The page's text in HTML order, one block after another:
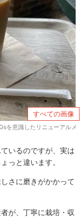
すべての画像
を意識したリニューアルメ
いるのですが、実は
っと違います。
さに磨きがかかって
が、丁寧に栽培・収